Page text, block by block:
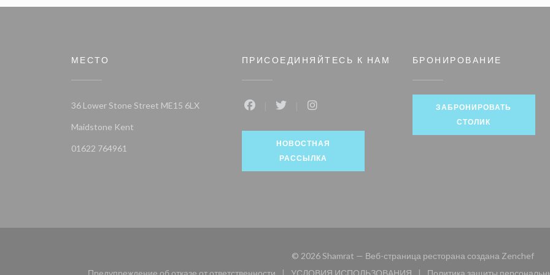
МЕСТО
36 Lower Stone Street ME15 6LX
Maidstone Kent((открывается в новом окне))
01622 764961
ПРИСОЕДИНЯЙТЕСЬ К НАМ
Twitter ((открывается в новом окне))
Instagram ((открывается в новом окне))
НОВОСТНАЯ
РАССЫЛКА
БРОНИРОВАНИЕ
ЗАБРОНИРОВАТЬ
СТОЛИК
© 2026 Shamrat — Веб-страница ресторана создана Zenchef
Предупреждение об отказе от ответственности
УСЛОВИЯ ИСПОЛЬЗОВАНИЯ Политика защиты